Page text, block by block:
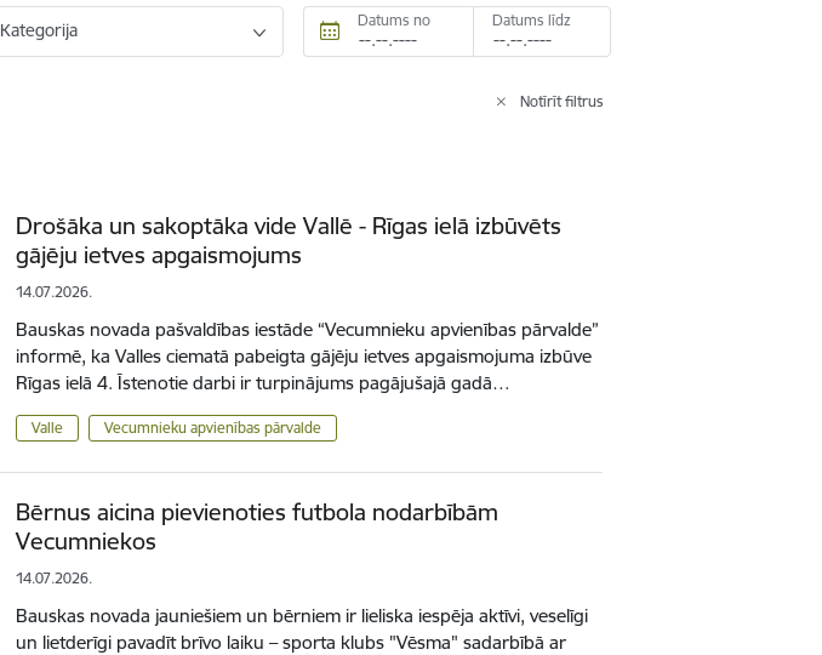
Kategorija Datums no Datums līdz
Notīrīt filtrus
Drošāka un sakoptāka vide Vallē - Rīgas ielā izbūvēts
gājēju ietves apgaismojums
14.07.2026.
Bauskas novada pašvaldības iestāde “Vecumnieku apvienības pārvalde”
informē, ka Valles ciematā pabeigta gājēju ietves apgaismojuma izbūve
Rīgas ielā 4. Īstenotie darbi ir turpinājums pagājušajā gadā…
Valle Vecumnieku apvienības pārvalde
Bērnus aicina pievienoties futbola nodarbībām
Vecumniekos
14.07.2026.
Bauskas novada jauniešiem un bērniem ir lieliska iespēja aktīvi, veselīgi
un lietderīgi pavadīt brīvo laiku – sporta klubs "Vēsma" sadarbībā ar